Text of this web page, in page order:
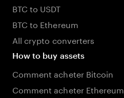
BTC to USDT
BTC to Ethereum
All crypto converters
How to buy assets
Comment acheter Bitcoin
Comment acheter Ethereum